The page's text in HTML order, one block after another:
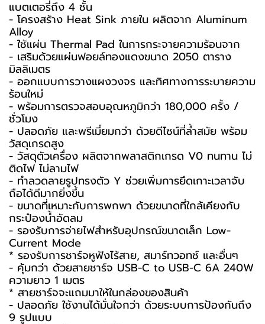
แบตเตอรี่ถึง 4 ชั้น
- โครงสร้าง Heat Sink ภายใน ผลิตจาก Aluminum
Alloy
- ใช้แผ่น Thermal Pad ในการกระจายความร้อนจาก
- เสริมด้วยแผ่นฟอยล์ทองแดงขนาด 2050 ตาราง
มิลลิเมตร
- ออกแบบการวางแผงวงจร และทิศทางการระบายความ
ร้อนใหม่
- พร้อมการตรวจสอบอุณหภูมิกว่า 180,000 ครั้ง /
ชั่วโมง
- ปลอดภัย และพรีเมี่ยมกว่า ด้วยดีไซน์ที่ล้ำสมัย พร้อม
วัสดุเกรดสูง
- วัสดุตัวเครื่อง ผลิตจากพลาสติกเกรด V0 ทนทาน ไม่
ติดไฟ ไม่ลามไฟ
- ทำลวดลายรูปทรงตัว Y ช่วยเพิ่มการยึดเกาะเวลาจับ
ถือได้ดีมากยิ่งขึ้น
- ขนาดที่เหมาะกับการพกพา ด้วยขนาดที่ใกล้เคียงกับ
กระป๋องน้ำอัดลม
- รองรับการจ่ายไฟสำหรับอุปกรณ์ขนาดเล็ก Low-
Current Mode
* รองรับการชาร์จหูฟังไร้สาย, สมาร์ทวอทช์ และอื่นๆ
- คุ้มกว่า ด้วยสายชาร์จ USB-C to USB-C 6A 240W
ความยาว 1 เมตร
* สายชาร์จจะแถมมาให้ในกล่องของสินค้า
- ปลอดภัย ใช้งานได้มั่นใจกว่า ด้วยระบบการป้องกันถึง
9 รูปแบบ